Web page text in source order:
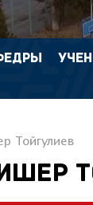
Тойгулиев